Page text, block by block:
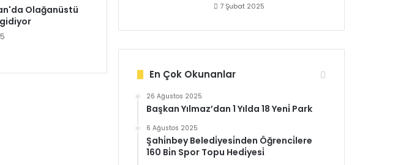
Olağanüstü
7 Şubat 2025
En Çok Okunanlar
26 Ağustos 2025
Başkan Yılmaz’dan 1 Yılda 18 Yeni̇ Park
6 Ağustos 2025
Şahi̇nbey Beledi̇yesi̇nden Öğrenci̇lere
160 Bi̇n Spor Topu Hedi̇yesi̇